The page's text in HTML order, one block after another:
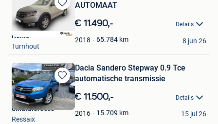
Bewaren
in
Mijn
Favorieten
AUTOMAAT
€ 11.490,- Details
2018 65.784 km
Kenis
Turnhout
8 jun 26
Bewaren
in
Mijn
Favorieten
Dacia Sandero Stepway 0.9 Tce
automatische transmissie
€ 11.500,- Details
2016 15.709 km
dinatalerocco
Ressaix
15 jul 26